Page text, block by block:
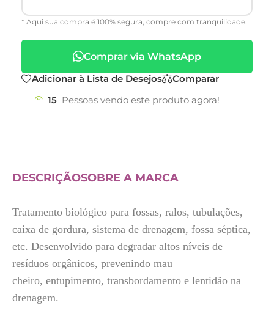
* Aqui sua compra é 100% segura, compre com tranquilidade.
Comprar via WhatsApp
Adicionar à Lista de Desejos
Comparar
15 Pessoas vendo este produto agora!
DESCRIÇÃOSOBRE A MARCA
Tratamento biológico para fossas, ralos, tubulações,
caixa de gordura, sistema de drenagem, fossa séptica,
etc. Desenvolvido para degradar altos níveis de
resíduos orgânicos, prevenindo mau
cheiro, entupimento, transbordamento e lentidão na
drenagem.